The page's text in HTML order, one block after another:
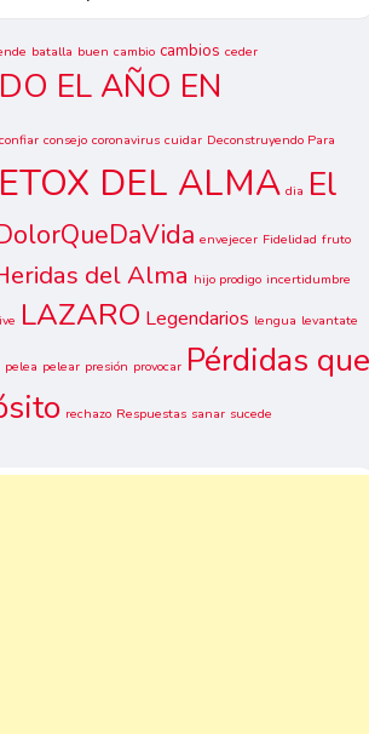
batalla buen cambio cambios ceder
EL AÑO EN
confiar consejo coronavirus cuidar Deconstruyendo Para
DEL ALMA dia El
envejecer Fidelidad fruto
del Alma hijo prodigo incertidumbre
LAZARO Legendarios lengua levantate
pelea pelear presión provocar Pérdidas que
rechazo Respuestas sanar sucede